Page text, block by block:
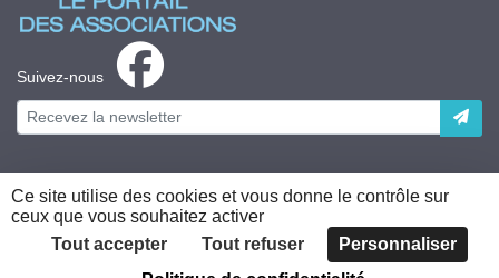
Suivez-nous
Plateforme développée en France par
Ce site utilise des cookies et vous donne le contrôle sur
ceux que vous souhaitez activer
Tout accepter
Tout refuser
Personnaliser